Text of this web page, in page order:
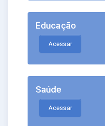
Educação
Acessar
Saúde
Acessar